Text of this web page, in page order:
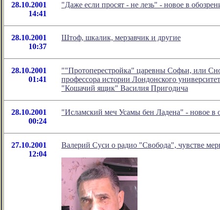
28.10.2001
14:41
"Даже если просят - не лезь" - новое в
28.10.2001
10:37
Штоф, шкалик, мерзавчик и другие
28.10.2001
01:41
""Протоперестройка" царевны Софьи, или
профессора истории Лондонского
"Кошачий ящик" Василия Пригодича
28.10.2001
00:24
"Исламский меч Усамы бен Ладена" - новое
27.10.2001
12:04
Валерий Суси о радио "Свобода", чувстве